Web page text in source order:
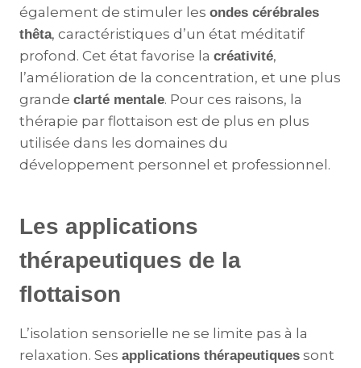
également de stimuler les ondes cérébrales
thêta, caractéristiques d’un état méditatif
profond. Cet état favorise la créativité,
l’amélioration de la concentration, et une plus
grande clarté mentale. Pour ces raisons, la
thérapie par flottaison est de plus en plus
utilisée dans les domaines du
développement personnel et professionnel​.
Les applications
thérapeutiques de la
flottaison
L’isolation sensorielle ne se limite pas à la
relaxation. Ses applications thérapeutiques sont